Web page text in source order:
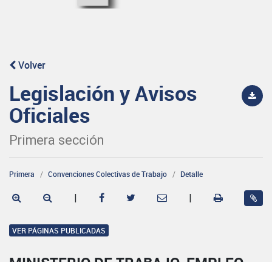
Volver
Legislación y Avisos
Oficiales
Primera sección
Primera Convenciones Colectivas de Trabajo Detalle
| |
VER PÁGINAS PUBLICADAS